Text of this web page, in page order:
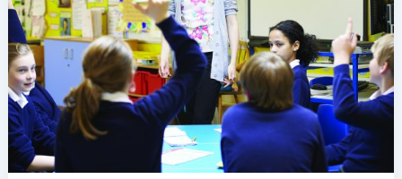
scelgono
UNA
DIETA
PIÙ
SANA
ED
EQUILIBRATA